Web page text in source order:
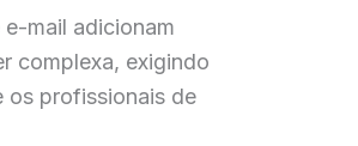
mail adicionam
complexa, exigindo
os profissionais de